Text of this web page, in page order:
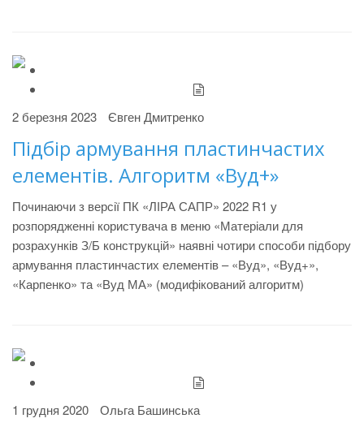
2 березня 2023 Євген Дмитренко
Підбір армування пластинчастих
елементів. Алгоритм «Вуд+»
Починаючи з версії ПК «ЛІРА САПР» 2022 R1 у
розпорядженні користувача в меню «Матеріали для
розрахунків З/Б конструкцій» наявні чотири способи підбору
армування пластинчастих елементів – «Вуд», «Вуд+»,
«Карпенко» та «Вуд МА» (модифікований алгоритм)
1 грудня 2020 Ольга Башинська